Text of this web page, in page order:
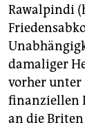
Rawalpindi
damaliger
vorher unter
finanziellen
an die